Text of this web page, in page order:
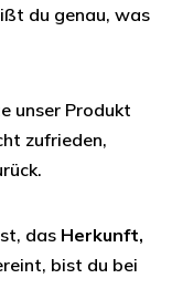
du genau, was
unser Produkt
zufrieden,
das Herkunft,
bist du bei